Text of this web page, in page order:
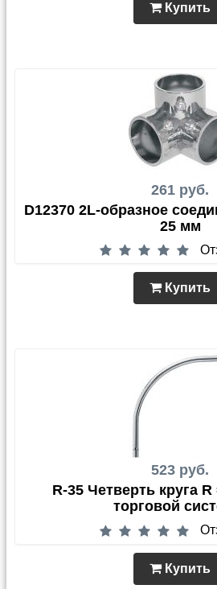
Купить
261 руб.
D12370 2L-образное
25 мм
Купить
523 руб.
R-35 Четверть круга
торговой
Купить